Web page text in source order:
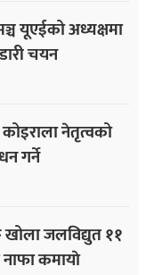
यूएईको अध्यक्षमा
चयन
नेतृत्वको
गर्ने
जलविद्युत ११
कमायाे